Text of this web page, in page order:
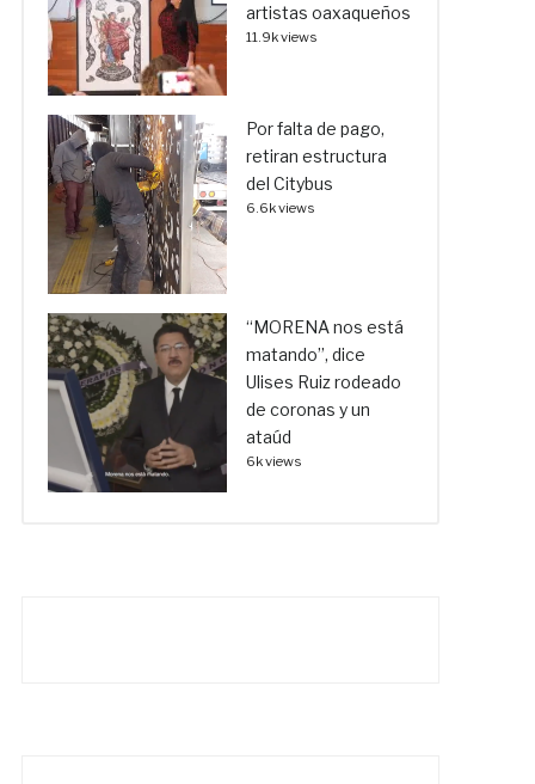
artistas oaxaqueños
11.9k views
Por falta de pago,
retiran estructura
del Citybus
6.6k views
“MORENA nos está
matando”, dice
Ulises Ruiz rodeado
de coronas y un
ataúd
6k views